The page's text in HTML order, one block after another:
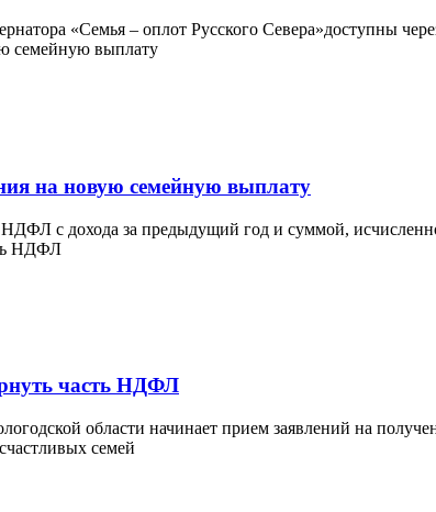
«Семья – оплот Русского Севера»доступны
на новую семейную выплату
с дохода за предыдущий год и суммой,
часть НДФЛ
области начинает прием заявлений на